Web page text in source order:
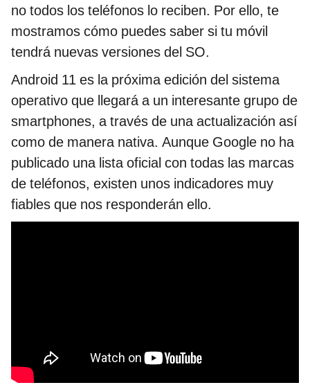
no todos los teléfonos lo reciben. Por ello, te
mostramos cómo puedes saber si tu móvil
tendrá nuevas versiones del SO.
Android 11 es la próxima edición del sistema
operativo que llegará a un interesante grupo de
smartphones, a través de una actualización así
como de manera nativa. Aunque Google no ha
publicado una lista oficial con todas las marcas
de teléfonos, existen unos indicadores muy
fiables que nos responderán ello.